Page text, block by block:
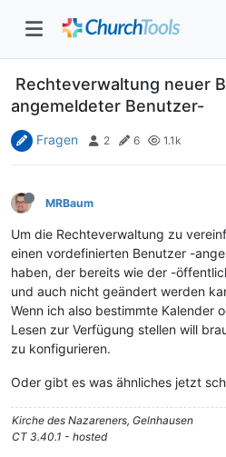
Rechteverwaltung neuer
angemeldeter Benutzer-
Fragen 2 6 1.1k
MRBaum
Um die Rechteverwaltung zu
einen vordefinierten Benutzer -
haben, der bereits wie der -
und auch nicht geändert werden
Wenn ich also bestimmte Kalender
Lesen zur Verfügung stellen will
zu konfigurieren.
Oder gibt es was ähnliches jetzt
Kirche des Nazareners, Gelnhausen
CT 3.40.1 - hosted